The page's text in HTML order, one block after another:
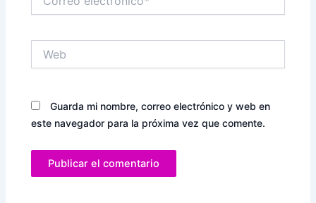
electrónico*
Guarda mi nombre, correo electrónico y web en
este navegador para la próxima vez que comente.